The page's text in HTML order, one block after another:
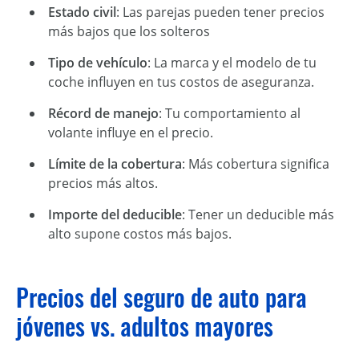
Estado civil: Las parejas pueden tener precios
más bajos que los solteros
Tipo de vehículo: La marca y el modelo de tu
coche influyen en tus costos de aseguranza.
Récord de manejo: Tu comportamiento al
volante influye en el precio.
Límite de la cobertura: Más cobertura significa
precios más altos.
Importe del deducible: Tener un deducible más
alto supone costos más bajos.
Precios del seguro de auto para
jóvenes vs. adultos mayores